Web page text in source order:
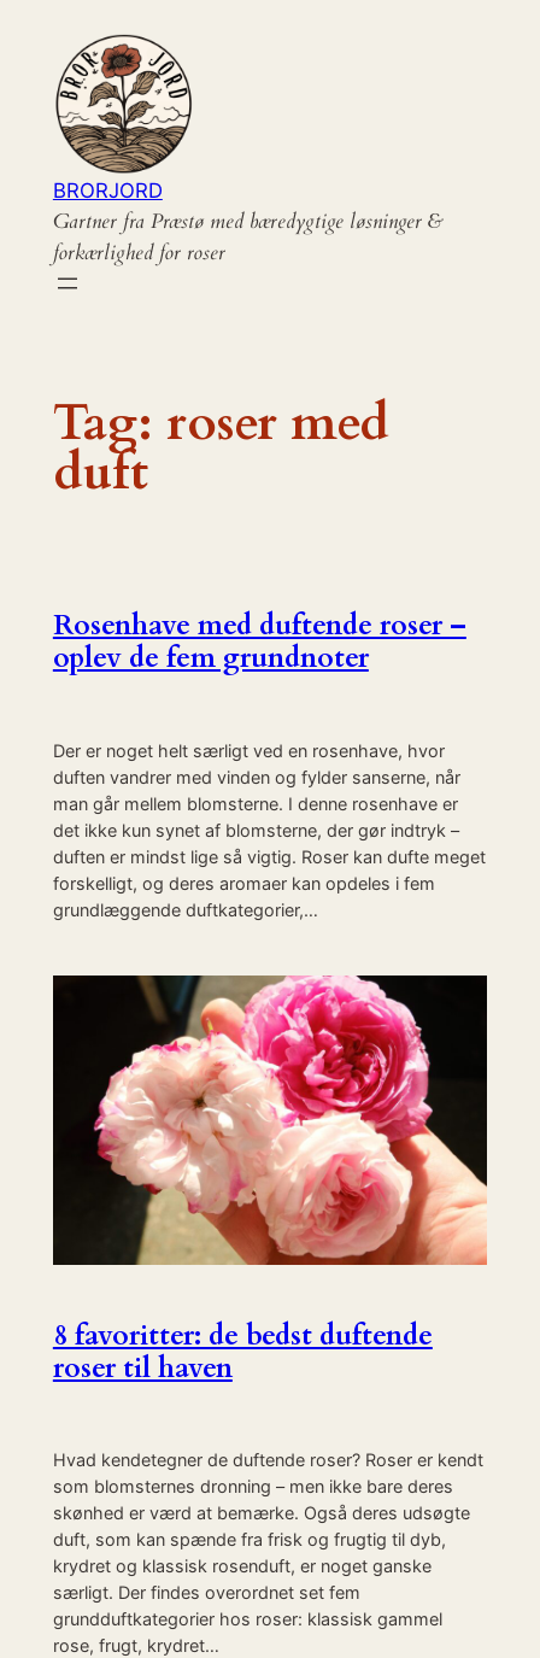
indhold
BRORJORD
Gartner fra Præstø med bæredygtige løsninger &
forkærlighed for roser
Tag: roser med
duft
Rosenhave med duftende roser –
oplev de fem grundnoter
Der er noget helt særligt ved en rosenhave, hvor
duften vandrer med vinden og fylder sanserne, når
man går mellem blomsterne. I denne rosenhave er
det ikke kun synet af blomsterne, der gør indtryk –
duften er mindst lige så vigtig. Roser kan dufte meget
forskelligt, og deres aromaer kan opdeles i fem
grundlæggende duftkategorier,…
8 favoritter: de bedst duftende
roser til haven
Hvad kendetegner de duftende roser? Roser er kendt
som blomsternes dronning – men ikke bare deres
skønhed er værd at bemærke. Også deres udsøgte
duft, som kan spænde fra frisk og frugtig til dyb,
krydret og klassisk rosenduft, er noget ganske
særligt. Der findes overordnet set fem
grundduftkategorier hos roser: klassisk gammel
rose, frugt, krydret…